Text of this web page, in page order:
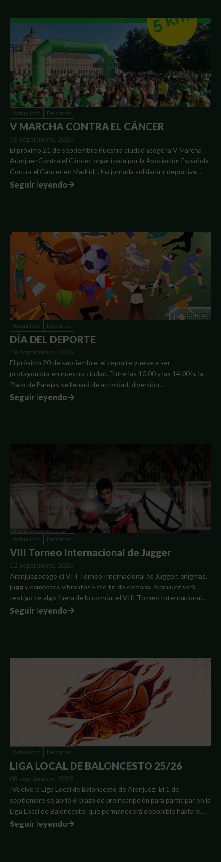
Actualidad Deportes
V MARCHA CONTRA EL CÁNCER
19 septiembre, 2025
El próximo 21 de septiembre nuestra ciudad acoge la V Marcha
Aranjuez Contra el Cáncer, organizada por la Asociación Española
Contra el Cáncer en Madrid. Una jornada solidaria y deportiva…
Seguir leyendo
Actualidad Deportes
DÍA DEL DEPORTE
19 septiembre, 2025
El próximo 20 de septiembre, el deporte vuelve a ser
protagonista en nuestra ciudad. Entre las 10:00 y las 14:00 h, la
Plaza de Parejas se llenará de actividad, diversión…
Seguir leyendo
Actualidad Deportes
VIII Torneo Internacional de Jugger
12 septiembre, 2025
Aranjuez acoge el VIII Torneo Internacional de Jugger: enigmas,
jugg y combates vibrantes Este fin de semana, Aranjuez será
testigo de algo fuera de lo común: el VIII Torneo Internacional…
Seguir leyendo
Actualidad Deportes
LIGA LOCAL DE BALONCESTO 25/26
08 septiembre, 2025
¡Vuelve la Liga Local de Baloncesto de Aranjuez! El 1 de
septiembre se abrió el plazo de preinscripción para participar en la
Liga Local de Baloncesto, que permanecerá disponible hasta el…
Seguir leyendo